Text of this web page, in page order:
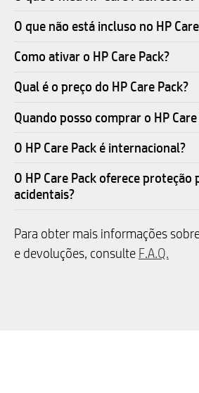
O que não está incluso no HP
Como ativar o HP Care Pack?
Qual é o preço do HP Care Pack?
Quando posso comprar o HP Care
O HP Care Pack é internacional?
O HP Care Pack oferece proteção
acidentais?
Para obter mais informações
e devoluções, consulte F.A.Q.